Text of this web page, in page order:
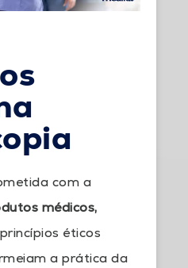
com a
médicos,
éticos
a prática da